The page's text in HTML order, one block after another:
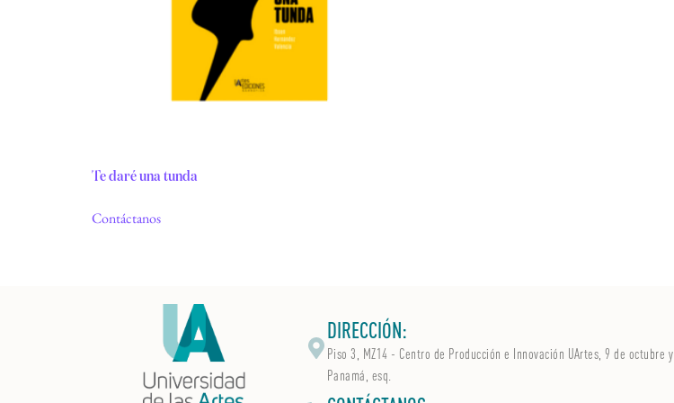
Te daré una tunda
Contáctanos
DIRECCIÓN:
Piso 3, MZ14 - Centro de Producción e Innovación UArtes, 9 de octubre y
Panamá, esq.